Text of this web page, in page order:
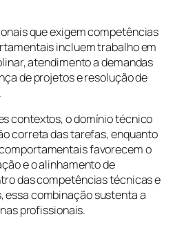
que exigem competências
incluem trabalho em
atendimento a demandas
de projetos e resolução de
contextos, o domínio técnico
correta das tarefas, enquanto
favorecem o
e o alinhamento de
das competências técnicas e
combinação sustenta a
profissionais.